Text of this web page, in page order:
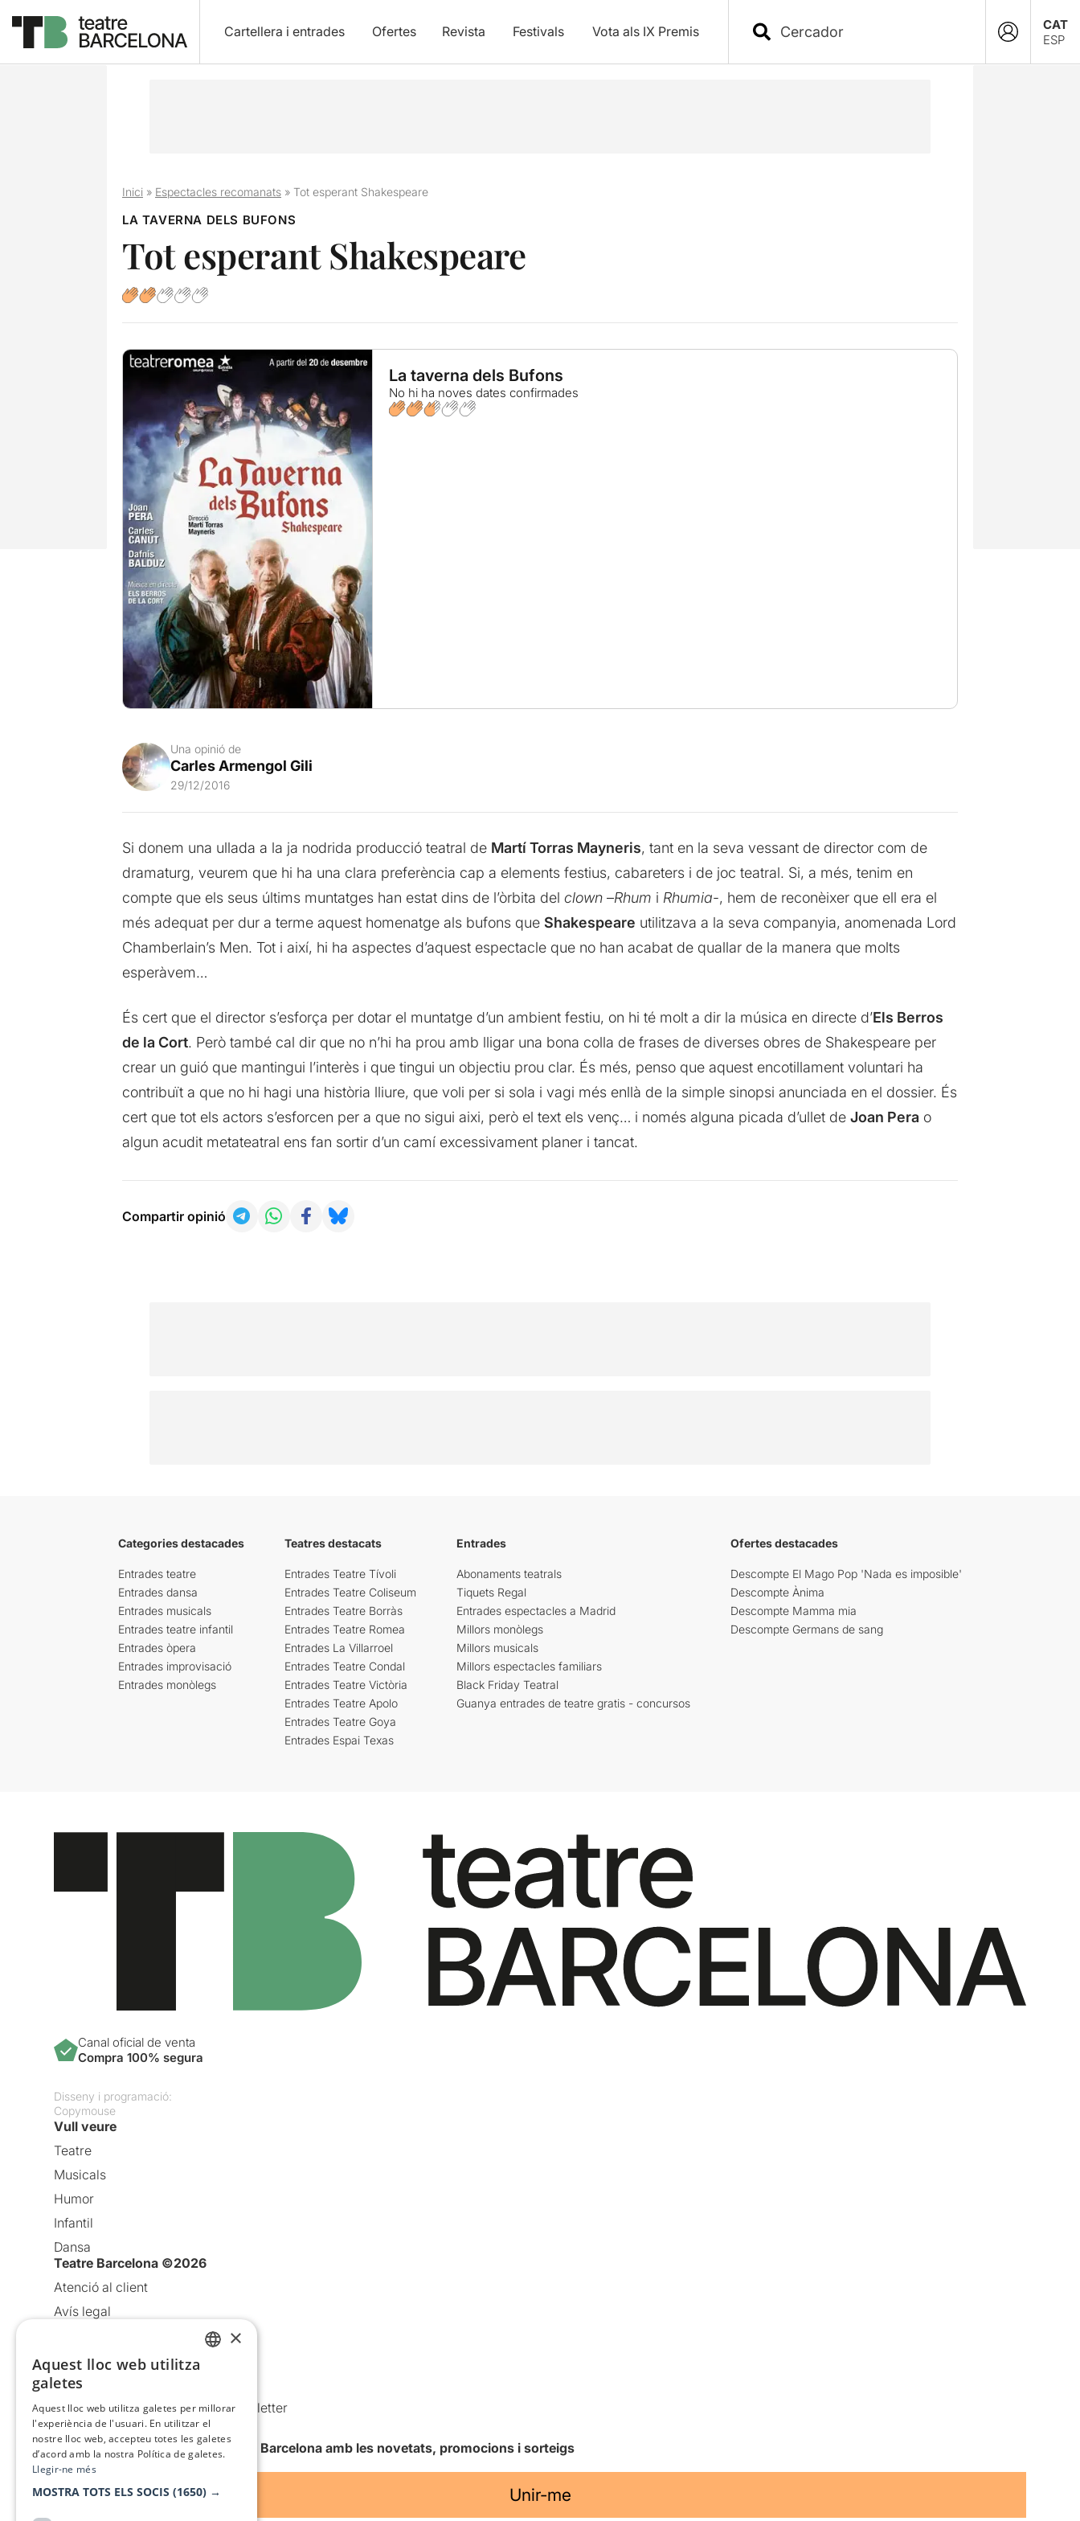
Cartellera i entrades Ofertes Revista Festivals Vota als IX Premis
CAT
ESP
Inici» Espectacles recomanats» Tot esperant Shakespeare
LA TAVERNA DELS BUFONS
Tot esperant Shakespeare
La taverna dels Bufons
No hi ha noves dates confirmades
Una opinió de
Carles Armengol Gili
29/12/2016
Si donem una ullada a la ja nodrida producció teatral de Martí Torras Mayneris, tant en la seva vessant de director com de
dramaturg, veurem que hi ha una clara preferència cap a elements festius, cabareters i de joc teatral. Si, a més, tenim en
compte que els seus últims muntatges han estat dins de l’òrbita del clown–Rhum i Rhumia-, hem de reconèixer que ell era el
més adequat per dur a terme aquest homenatge als bufons que Shakespeare utilitzava a la seva companyia, anomenada Lord
Chamberlain’s Men. Tot i així, hi ha aspectes d’aquest espectacle que no han acabat de quallar de la manera que molts
esperàvem…
És cert que el director s’esforça per dotar el muntatge d’un ambient festiu, on hi té molt a dir la música en directe d’Els Berros
de la Cort. Però també cal dir que no n’hi ha prou amb lligar una bona colla de frases de diverses obres de Shakespeare per
crear un guió que mantingui l’interès i que tingui un objectiu prou clar. És més, penso que aquest encotillament voluntari ha
contribuït a que no hi hagi una història lliure, que voli per si sola i vagi més enllà de la simple sinopsi anunciada en el dossier. És
cert que tot els actors s’esforcen per a que no sigui aixi, però el text els venç… i només alguna picada d’ullet de Joan Pera o
algun acudit metateatral ens fan sortir d’un camí excessivament planer i tancat.
Compartir opinió
Categories destacades
Entrades teatre
Entrades dansa
Entrades musicals
Entrades teatre infantil
Entrades òpera
Entrades improvisació
Entrades monòlegs
Teatres destacats
Entrades Teatre Tívoli
Entrades Teatre Coliseum
Entrades Teatre Borràs
Entrades Teatre Romea
Entrades La Villarroel
Entrades Teatre Condal
Entrades Teatre Victòria
Entrades Teatre Apolo
Entrades Teatre Goya
Entrades Espai Texas
Entrades
Abonaments teatrals
Tiquets Regal
Entrades espectacles a Madrid
Millors monòlegs
Millors musicals
Millors espectacles familiars
Black Friday Teatral
Guanya entrades de teatre gratis - concursos
Ofertes destacades
Descompte El Mago Pop 'Nada es imposible'
Descompte Ànima
Descompte Mamma mia
Descompte Germans de sang
Canal oficial de venta
Compra 100% segura
Disseny i programació:
Copymouse
Vull veure
Teatre
Musicals
Humor
Infantil
Dansa
Teatre Barcelona ©2026
Atenció al client
Avís legal
Política de cookies
Condicions d’ús
Comunicacions comercials i Newsletter
Anuncia’t
Vull rebre la newsletter de Teatre Barcelona amb les novetats, promocions i sorteigs
Unir-me
×
Aquest lloc web utilitza
galetes
Aquest lloc web utilitza galetes per millorar
l'experiència de l'usuari. En utilitzar el
nostre lloc web, accepteu totes les galetes
d’acord amb la nostra Política de galetes.
Llegir-ne més
MOSTRA TOTS ELS SOCIS (1650) →